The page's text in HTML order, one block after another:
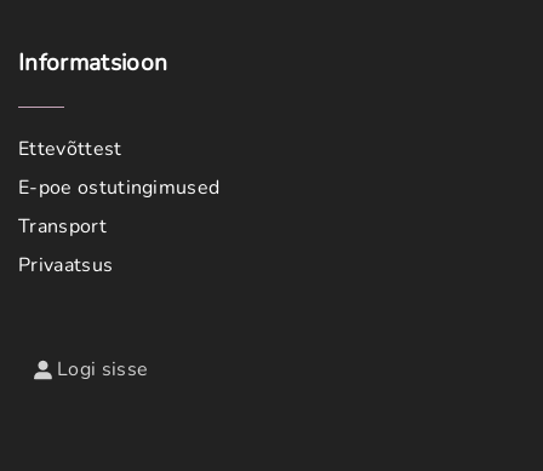
Informatsioon
Ettevõttest
E-poe ostutingimused
Transport
Privaatsus
Logi sisse